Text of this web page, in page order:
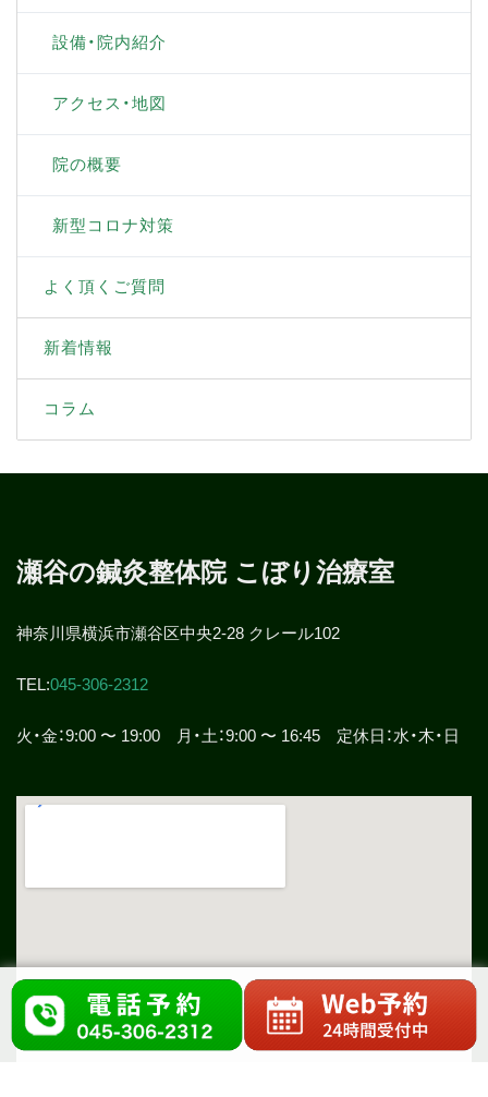
設備・院内紹介
アクセス・地図
院の概要
新型コロナ対策
よく頂くご質問
新着情報
コラム
瀬谷の鍼灸整体院 こぼり治療室
神奈川県横浜市瀬谷区中央2-28 クレール102
TEL:045-306-2312
火・金：9:00 〜 19:00 月・土：9:00 〜 16:45 定休日：水・木・日